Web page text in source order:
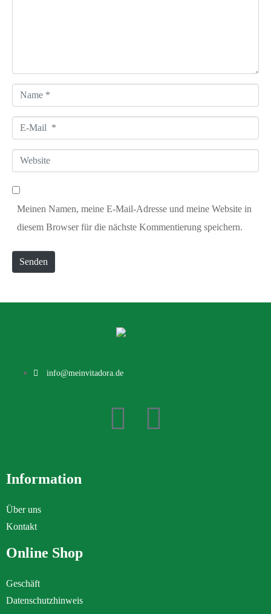
a
r
*
a
-
i
W
e
b
Meinen Namen, meine E-Mail-Adresse und meine Website in
diesem Browser für die nächste Kommentierung speichern.
Senden
info@meinvitadora.de
Information
Über uns
Kontakt
Online Shop
Geschäft
Datenschutzhinweis